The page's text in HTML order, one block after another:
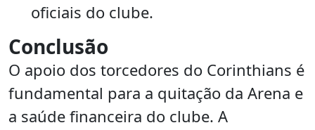
oficiais do clube.
Conclusão
O apoio dos torcedores do Corinthians é
fundamental para a quitação da Arena e
a saúde financeira do clube. A